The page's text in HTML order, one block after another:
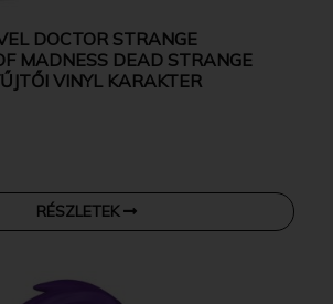
DOCTOR STRANGE
MADNESS DEAD STRANGE
VINYL KARAKTER
RÉSZLETEK